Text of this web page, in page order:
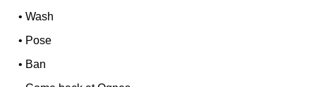
•Wash
• Pose
• Ban